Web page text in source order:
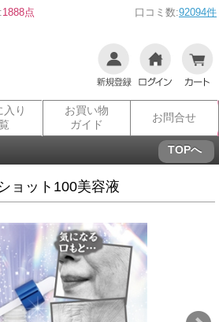
1888点 口コミ数:92094件
入り
お買い物
ガイド
お問合せ
TOPへ
ョット100美容液